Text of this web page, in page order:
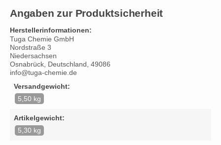
Angaben zur Produktsicherheit
Herstellerinformationen:
Tuga Chemie GmbH
Nordstraße 3
Niedersachsen
Osnabrück, Deutschland, 49086
info@tuga-chemie.de
Versandgewicht:
5,50 kg
Artikelgewicht:
5,30 kg